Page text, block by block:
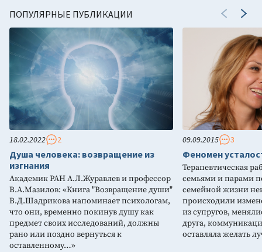
ПОПУЛЯРНЫЕ ПУБЛИКАЦИИ
18.02.2022 2
Душа человека: возвращение из
изгнания
Академик РАН А.Л.Журавлев и профессор
В.А.Мазилов: «Книга "Возвращение души"
В.Д.Шадрикова напоминает психологам,
что они, временно покинув душу как
предмет своих исследований, должны
рано или поздно вернуться к
оставленному…»
09.09.2015 3
Феномен
Терапевтическая
семьями и парами
семейной жизни
происходили
из супругов,
друга,
оставляла желать